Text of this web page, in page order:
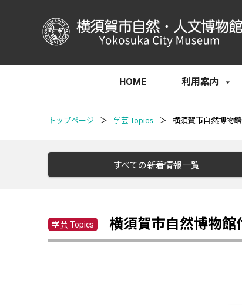
HOME 利用案内
トップページ ＞ 学芸 Topics ＞ 横須賀市自然博物
すべての新着情報一覧
学芸 Topics 横須賀市自然博物